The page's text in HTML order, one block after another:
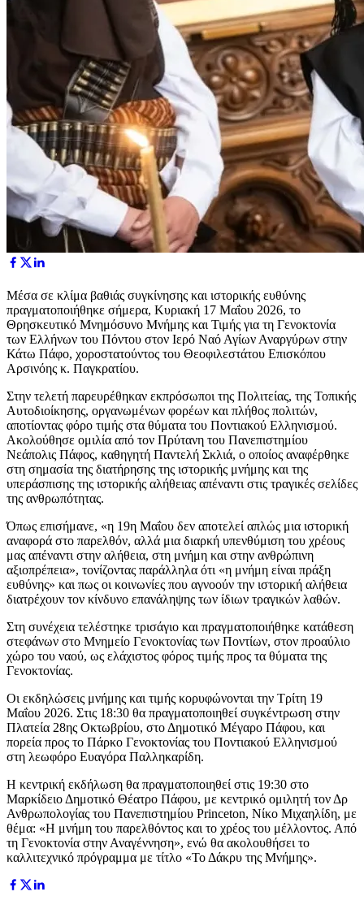
Μέσα σε κλίμα βαθιάς συγκίνησης και ιστορικής ευθύνης
πραγματοποιήθηκε σήμερα, Κυριακή 17 Μαΐου 2026, το
Θρησκευτικό Μνημόσυνο Μνήμης και Τιμής για τη Γενοκτονία
των Ελλήνων του Πόντου στον Ιερό Ναό Αγίων Αναργύρων στην
Κάτω Πάφο, χοροστατούντος του Θεοφιλεστάτου Επισκόπου
Αρσινόης κ. Παγκρατίου.
Στην τελετή παρευρέθηκαν εκπρόσωποι της Πολιτείας, της Τοπικής
Αυτοδιοίκησης, οργανωμένων φορέων και πλήθος πολιτών,
αποτίοντας φόρο τιμής στα θύματα του Ποντιακού Ελληνισμού.
Ακολούθησε ομιλία από τον Πρύτανη του Πανεπιστημίου
Νεάπολις Πάφος, καθηγητή Παντελή Σκλιά, ο οποίος αναφέρθηκε
στη σημασία της διατήρησης της ιστορικής μνήμης και της
υπεράσπισης της ιστορικής αλήθειας απέναντι στις τραγικές σελίδες
της ανθρωπότητας.
Όπως επισήμανε, «η 19η Μαΐου δεν αποτελεί απλώς μια ιστορική
αναφορά στο παρελθόν, αλλά μια διαρκή υπενθύμιση του χρέους
μας απέναντι στην αλήθεια, στη μνήμη και στην ανθρώπινη
αξιοπρέπεια», τονίζοντας παράλληλα ότι «η μνήμη είναι πράξη
ευθύνης» και πως οι κοινωνίες που αγνοούν την ιστορική αλήθεια
διατρέχουν τον κίνδυνο επανάληψης των ίδιων τραγικών λαθών.
Στη συνέχεια τελέστηκε τρισάγιο και πραγματοποιήθηκε κατάθεση
στεφάνων στο Μνημείο Γενοκτονίας των Ποντίων, στον προαύλιο
χώρο του ναού, ως ελάχιστος φόρος τιμής προς τα θύματα της
Γενοκτονίας.
Οι εκδηλώσεις μνήμης και τιμής κορυφώνονται την Τρίτη 19
Μαΐου 2026. Στις 18:30 θα πραγματοποιηθεί συγκέντρωση στην
Πλατεία 28ης Οκτωβρίου, στο Δημοτικό Μέγαρο Πάφου, και
πορεία προς το Πάρκο Γενοκτονίας του Ποντιακού Ελληνισμού
στη λεωφόρο Ευαγόρα Παλληκαρίδη.
Η κεντρική εκδήλωση θα πραγματοποιηθεί στις 19:30 στο
Μαρκίδειο Δημοτικό Θέατρο Πάφου, με κεντρικό ομιλητή τον Δρ
Ανθρωπολογίας του Πανεπιστημίου Princeton, Νίκο Μιχαηλίδη, με
θέμα: «Η μνήμη του παρελθόντος και το χρέος του μέλλοντος. Από
τη Γενοκτονία στην Αναγέννηση», ενώ θα ακολουθήσει το
καλλιτεχνικό πρόγραμμα με τίτλο «Το Δάκρυ της Μνήμης».